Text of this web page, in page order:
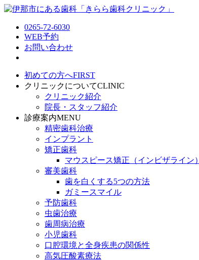
0265-72-6030
WEB予約
お問い合わせ
初めての方へFIRST
クリニックについてCLINIC
クリニック紹介
院長・スタッフ紹介
診療案内MENU
精密歯科治療
インプラント
矯正歯科
マウスピース矯正（インビザライン）
審美歯科
歯を白くする5つの方法
ガミースマイル
予防歯科
虫歯治療
歯周病治療
小児歯科
口腔環境と全身疾患の関係性
高気圧酸素療法